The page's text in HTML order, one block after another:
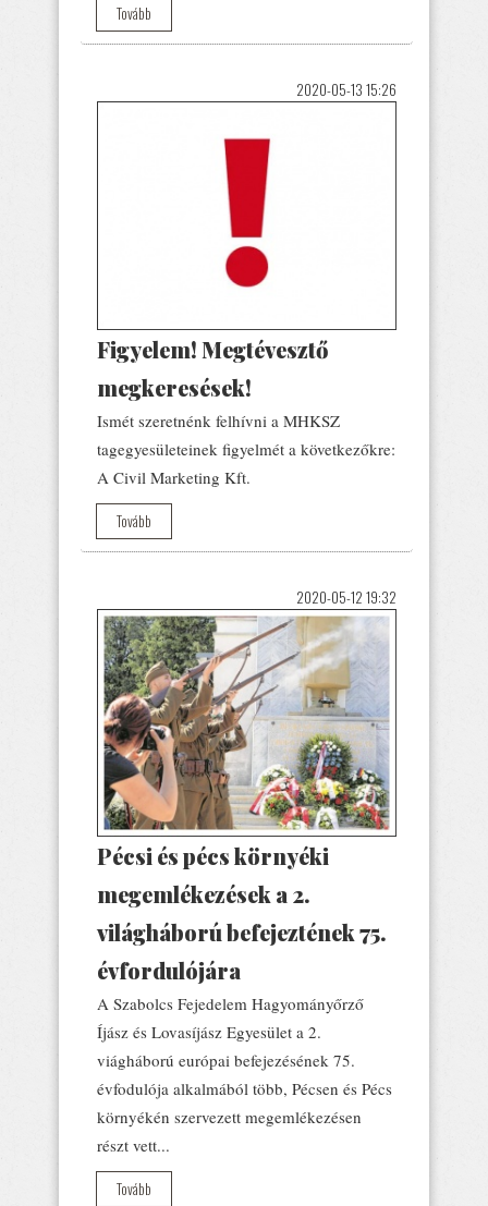
Tovább
2020-05-13 15:26
Figyelem! Megtévesztő
megkeresések!
Ismét szeretnénk felhívni a MHKSZ
tagegyesületeinek figyelmét a következőkre:
A Civil Marketing Kft.
Tovább
2020-05-12 19:32
Pécsi és pécs környéki
megemlékezések a 2.
világháború befejeztének 75.
évfordulójára
A Szabolcs Fejedelem Hagyományőrző
Íjász és Lovasíjász Egyesület a 2.
viágháború európai befejezésének 75.
évfodulója alkalmából több, Pécsen és Pécs
környékén szervezett megemlékezésen
részt vett...
Tovább